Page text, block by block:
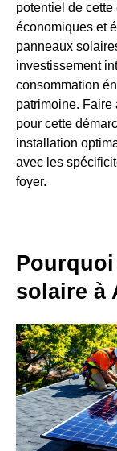
potentiel de
économiques et
panneaux
investissement
consommation
patrimoine.
pour cette
installation
avec les
foyer.
solaire à